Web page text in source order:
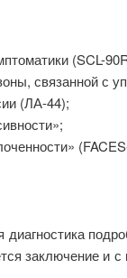
(SCL-
связанной с
(ЛА-44);
заключение